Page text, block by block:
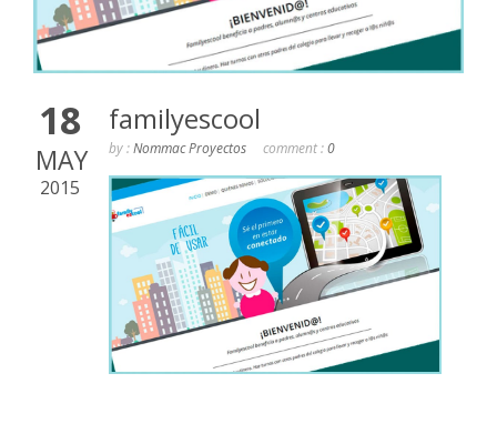
18
MAY
2015
familyescool
by :Nommac Proyectos comment :0